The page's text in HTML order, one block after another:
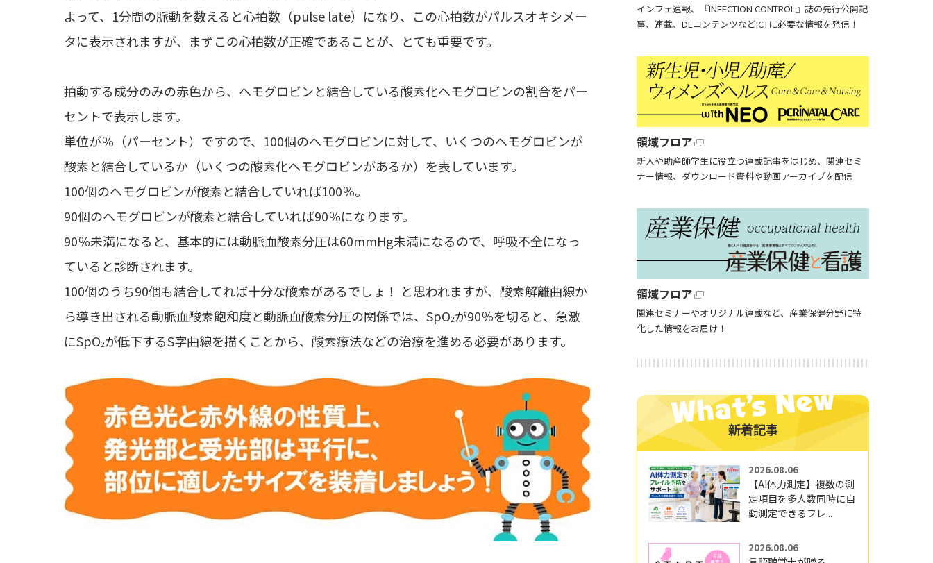
よって、1分間の脈動を数えると心拍数（pulse late）になり、この心拍数がパルスオキシメー
タに表示されますが、まずこの心拍数が正確であることが、とても重要です。
拍動する成分のみの赤色から、ヘモグロビンと結合している酸素化ヘモグロビンの割合をパー
セントで表示します。
単位が％（パーセント）ですので、100個のヘモグロビンに対して、いくつのヘモグロビンが
酸素と結合しているか（いくつの酸素化ヘモグロビンがあるか）を表しています。
100個のヘモグロビンが酸素と結合していれば100％。
90個のヘモグロビンが酸素と結合していれば90％になります。
90％未満になると、基本的には動脈血酸素分圧は60mmHg未満になるので、呼吸不全になっ
ていると診断されます。
100個のうち90個も結合してれば十分な酸素があるでしょ！ と思われますが、酸素解離曲線か
ら導き出される動脈血酸素飽和度と動脈血酸素分圧の関係では、SpO2が90％を切ると、急激
にSpO2が低下するS字曲線を描くことから、酸素療法などの治療を進める必要があります。
インフェ速報、『INFECTION CONTROL』誌の先行公開記
事、連載、DLコンテンツなどICTに必要な情報を発信！
領域フロア
新人や助産師学生に役立つ連載記事をはじめ、関連セミ
ナー情報、ダウンロード資料や動画アーカイブを配信
領域フロア
関連セミナーやオリジナル連載など、産業保健分野に特
化した情報をお届け！
新着記事
2026.08.06
【AI体力測定】複数の測
定項目を多人数同時に自
動測定できるフレ...
2026.08.06